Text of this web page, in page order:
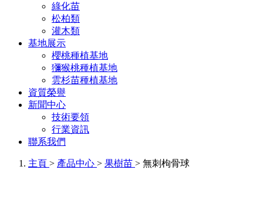
綠化苗
松柏類
灌木類
基地展示
櫻桃種植基地
獼猴桃種植基地
雲杉苗種植基地
資質榮譽
新聞中心
技術要領
行業資訊
聯系我們
主頁 > 產品中心 > 果樹苗 > 無刺枸骨球